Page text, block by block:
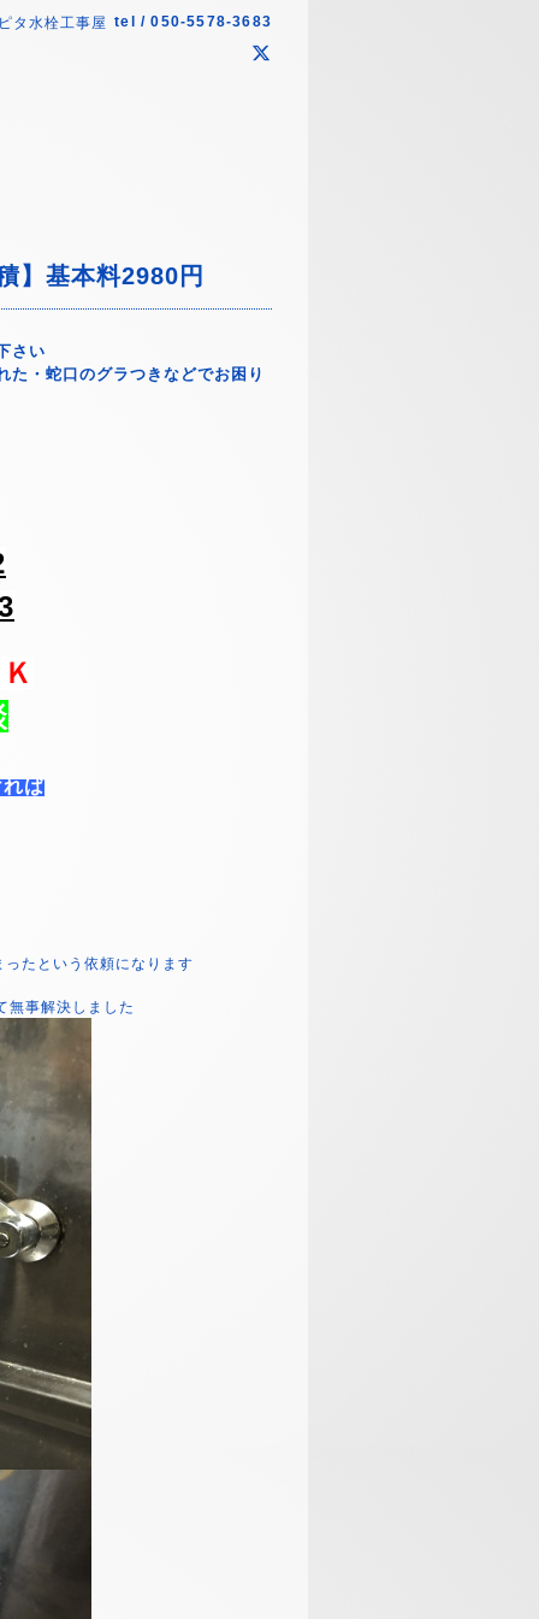
タ水栓工事屋 tel / 050-5578-3683
】基本料2980円
さい
た・蛇口のグラつきなどでお困り
ば
たという依頼になります
無事解決しました